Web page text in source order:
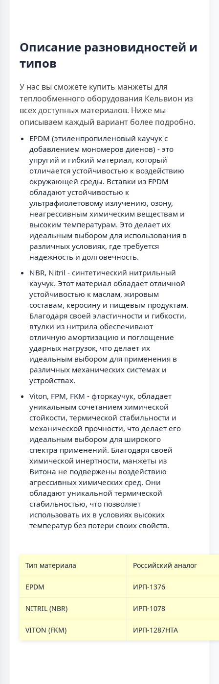
Описание разновидностей и
типов
У нас вы сможете купить манжеты для
теплообменного оборудования Кельвион из
всех доступных материалов. Ниже мы
описываем каждый вариант более подробно.
EPDM (этиленпропиленовый каучук с
добавлением мономеров диенов) - это
упругий и гибкий материал, который
отличается устойчивостью к воздействию
окружающей среды. Вставки из EPDM
обладают устойчивостью к
ультрафиолетовому излучению, озону,
неагрессивным химическим веществам и
высоким температурам. Это делает их
идеальным выбором для использования в
различных условиях, где требуется
надежность и долговечность.
NBR, Nitril - синтетический нитрильный
каучук. Этот материал обладает отличной
устойчивостью к маслам, жировым
составам, керосину и пищевым продуктам.
Благодаря своей эластичности и гибкости,
втулки из нитрила обеспечивают
отличную амортизацию и поглощение
ударных нагрузок, что делает их
идеальным выбором для применения в
различных механических системах и
устройствах.
Viton, FPM, FKM - фторкаучук, обладает
уникальным сочетанием химической
стойкости, термической стабильности и
механической прочности, что делает его
идеальным выбором для широкого
спектра применений. Благодаря своей
химической инертности, манжеты из
Витона не подвержены воздействию
агрессивных химических сред. Они
обладают уникальной термической
стабильностью, что позволяет
использовать их в условиях высоких
температур без потери своих свойств.
Тип материала Российский аналог
EPDM ИРП-1376
NITRIL (NBR) ИРП-1078
VITON (FKM) ИРП-1287НТА